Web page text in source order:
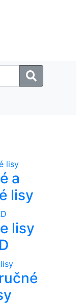
a
lisy
lisy